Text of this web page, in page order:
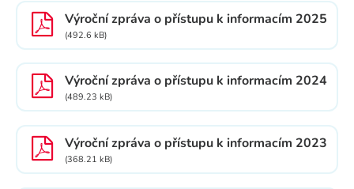
Výroční zpráva o přístupu k informacím 2025
(492.6 kB)
Výroční zpráva o přístupu k informacím 2024
(489.23 kB)
Výroční zpráva o přístupu k informacím 2023
(368.21 kB)